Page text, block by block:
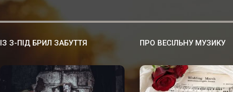
ІЗ З-ПІД БРИЛ ЗАБУТТЯ ПРО ВЕСІЛЬНУ МУЗИКУ